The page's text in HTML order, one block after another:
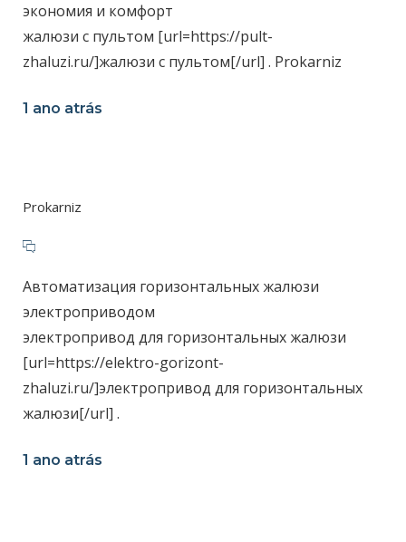
экономия и комфорт
жалюзи с пультом [url=https://pult-
zhaluzi.ru/]жалюзи с пультом[/url] . Prokarniz
1 ano atrás
Prokarniz
Автоматизация горизонтальных жалюзи
электроприводом
электропривод для горизонтальных жалюзи
[url=https://elektro-gorizont-
zhaluzi.ru/]электропривод для горизонтальных
жалюзи[/url] .
1 ano atrás